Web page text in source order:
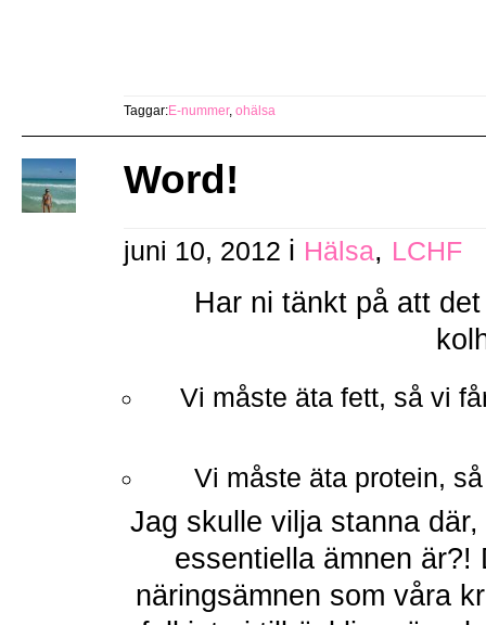
Taggar:E-nummer, ohälsa
Word!
juni 10, 2012 i Hälsa, LCHF
Har ni tänkt på att
Vi måste äta fett, så vi
Vi måste äta protein,
Jag skulle vilja stanna
essentiella ämnen är?!
näringsämnen som våra